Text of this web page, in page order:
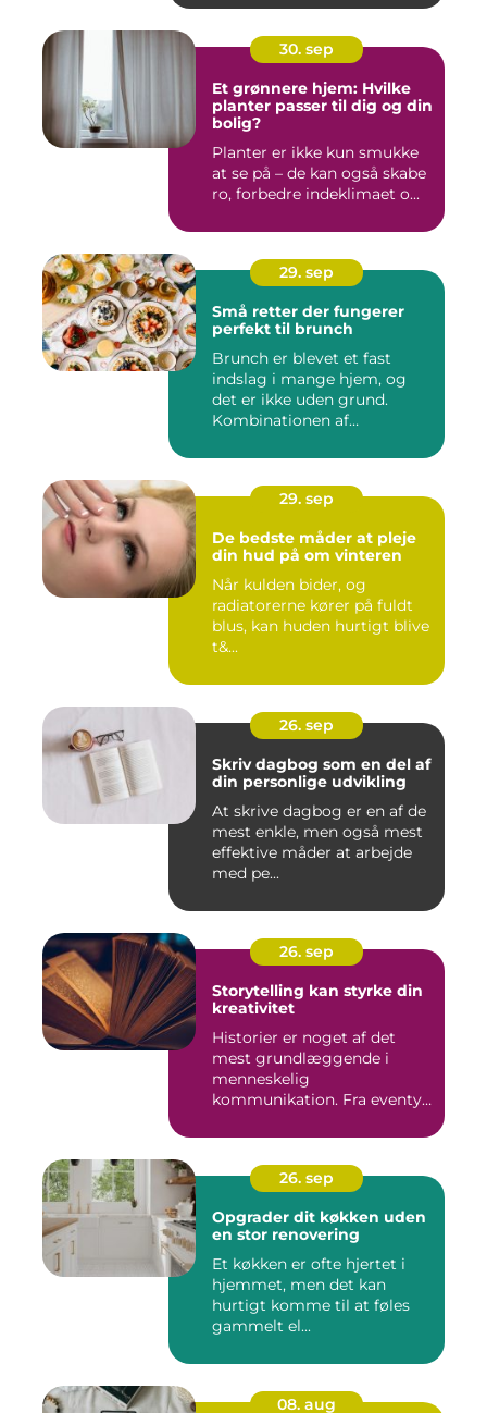
30. sep
Et grønnere hjem: Hvilke
planter passer til dig og din
bolig?
Planter er ikke kun smukke
at se på – de kan også skabe
ro, forbedre indeklimaet o...
29. sep
Små retter der fungerer
perfekt til brunch
Brunch er blevet et fast
indslag i mange hjem, og
det er ikke uden grund.
Kombinationen af
29. sep
De bedste måder at pleje
din hud på om vinteren
Når kulden bider, og
radiatorerne kører på fuldt
blus, kan huden hurtigt blive
t&...
26. sep
Skriv dagbog som en del af
din personlige udvikling
At skrive dagbog er en af de
mest enkle, men også mest
effektive måder at arbejde
med pe...
26. sep
Storytelling kan styrke din
kreativitet
Historier er noget af det
mest grundlæggende i
menneskelig
kommunikation. Fra eventyr
26. sep
Opgrader dit køkken uden
en stor renovering
Et køkken er ofte hjertet i
hjemmet, men det kan
hurtigt komme til at føles
gammelt el...
08. aug